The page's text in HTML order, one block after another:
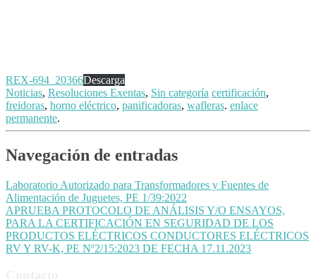
REX-694_20366Descarga
Noticias, Resoluciones Exentas, Sin categoría certificación,
freidoras, horno eléctrico, panificadoras, wafleras. enlace
permanente.
Navegación de entradas
Laboratorio Autorizado para Transformadores y Fuentes de
Alimentación de Juguetes, PE 1/39:2022
APRUEBA PROTOCOLO DE ANÁLISIS Y/O ENSAYOS,
PARA LA CERTIFICACIÓN EN SEGURIDAD DE LOS
PRODUCTOS ELÉCTRICOS CONDUCTORES ELÉCTRICOS
RV Y RV-K, PE Nº2/15:2023 DE FECHA 17.11.2023